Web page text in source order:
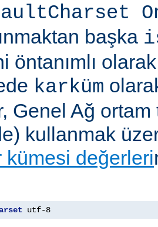
başka
öntanımlı
karküm
Genel Ağ
kullanmak
kümesi değerleri
utf-8